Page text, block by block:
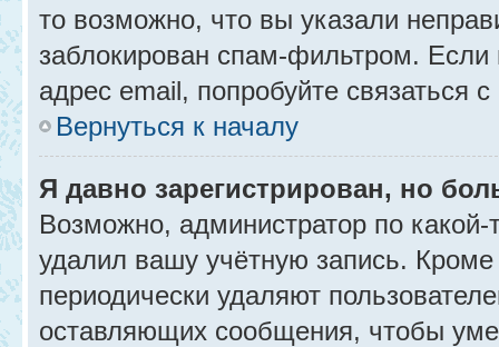
то возможно, что вы указали
заблокирован спам-фильтром.
адрес email, попробуйте связаться
Вернуться к началу
Я давно зарегистрирован, но
Возможно, администратор по
удалил вашу учётную запись.
периодически удаляют
оставляющих сообщения, чтобы